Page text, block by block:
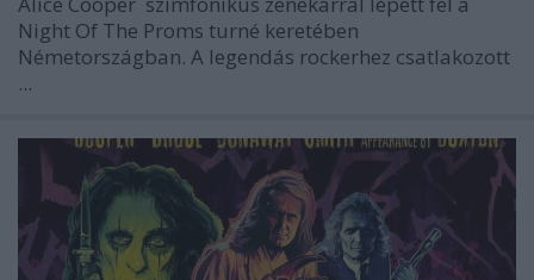
Night Of The Proms turné keretében
Németországban. A legendás rockerhez csatlakozott
...